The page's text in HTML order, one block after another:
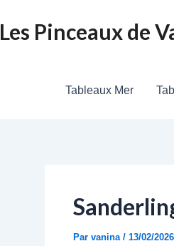
Les Pinceaux de
Tableaux Mer
Par vanina / 13/02/2026
des